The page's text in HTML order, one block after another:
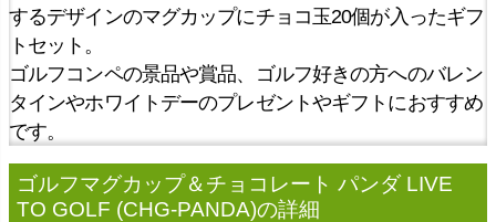
するデザインのマグカップにチョコ玉20個が入ったギフ
トセット。
ゴルフコンペの景品や賞品、ゴルフ好きの方へのバレン
タインやホワイトデーのプレゼントやギフトにおすすめ
です。
ゴルフマグカップ＆チョコレート パンダ LIVE
TO GOLF (CHG-PANDA)の詳細